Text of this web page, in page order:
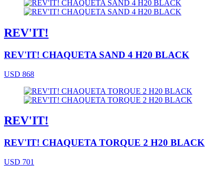
REV'IT!
REV'IT! CHAQUETA SAND 4 H20 BLACK
USD 868
REV'IT!
REV'IT! CHAQUETA TORQUE 2 H20 BLACK
USD 701